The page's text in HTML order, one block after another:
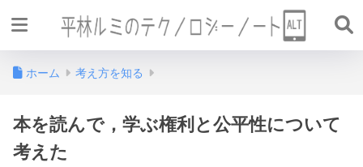
ホーム 考え方を知る
本を読んで，学ぶ権利と公平性について
考えた